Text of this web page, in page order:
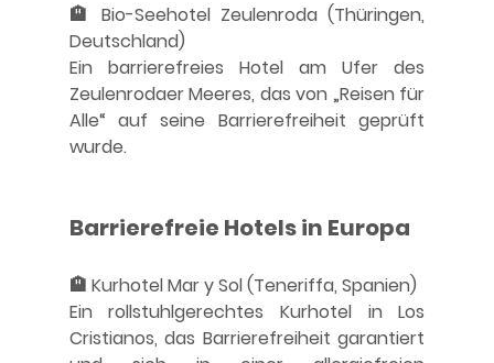
🏨 Bio-Seehotel Zeulenroda (Thüringen,
Deutschland)
Ein barrierefreies Hotel am Ufer des
Zeulenrodaer Meeres, das von „Reisen für
Alle“ auf seine Barrierefreiheit geprüft
wurde.
Barrierefreie Hotels in Europa
🏨 Kurhotel Mar y Sol (Teneriffa, Spanien)
Ein rollstuhlgerechtes Kurhotel in Los
Cristianos, das Barrierefreiheit garantiert